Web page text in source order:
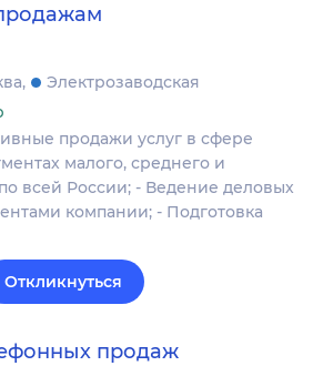
Электрозаводская
продажи услуг в сфере
малого, среднего и
всей России; - Ведение деловых
компании; - Подготовка
Откликнуться
продаж